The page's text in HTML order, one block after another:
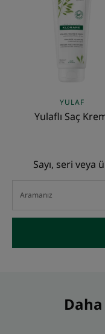
Kremi
YULAF
Yulaflı Saç
Sayı, seri veya